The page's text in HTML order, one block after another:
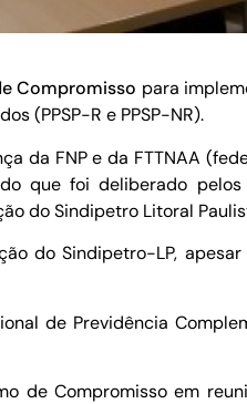
Compromisso para
(PPSP-R e PPSP-NR).
da FNP e da FTTNAA
que foi deliberado
do Sindipetro Litoral
do Sindipetro-LP,
de Previdência
de Compromisso em